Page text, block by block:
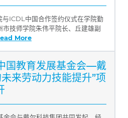
与ICDL中国合作签约仪式在学院勤
技师学院朱伟平院长、丘建雄副
More
国教育发展基金会—戴
来劳动力技能提升”项